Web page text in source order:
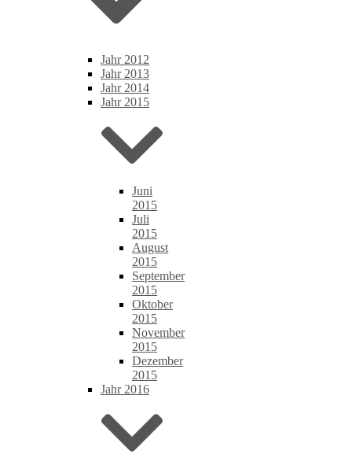
Jahr 2012
Jahr 2013
Jahr 2014
Jahr 2015
Juni
2015
Juli
2015
August
2015
September
2015
Oktober
2015
November
2015
Dezember
2015
Jahr 2016